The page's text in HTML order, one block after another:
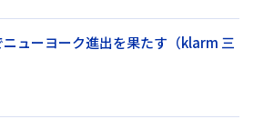
ューヨーク進出を果たす（klarm 三